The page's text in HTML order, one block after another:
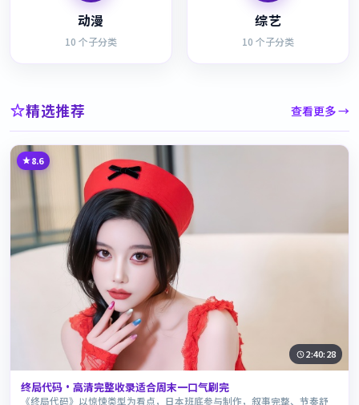
动漫
10 个子分类
综艺
10 个子分类
精选推荐 查看更多 →
8.6
2:40:28
终局代码·高清完整收录适合周末一口气刷完
《终局代码》以惊悚类型为看点，日本班底参与制作，叙事完整、节奏舒